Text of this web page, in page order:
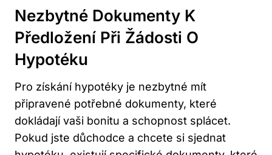
Nezbytné Dokumenty K
Předložení Při Žádosti O
Hypotéku
Pro získání hypotéky je nezbytné mít
připravené potřebné dokumenty, které
dokládají vaši bonitu a schopnost splácet.
Pokud jste důchodce a chcete si sjednat